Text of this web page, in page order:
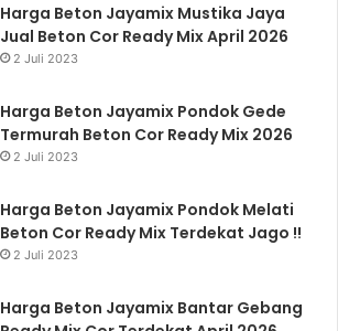
Harga Beton Jayamix Mustika Jaya
Jual Beton Cor Ready Mix April 2026
2 Juli 2023
Harga Beton Jayamix Pondok Gede
Termurah Beton Cor Ready Mix 2026
2 Juli 2023
Harga Beton Jayamix Pondok Melati
Beton Cor Ready Mix Terdekat Jago !!
2 Juli 2023
Harga Beton Jayamix Bantar Gebang